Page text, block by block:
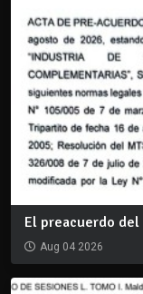
El preacuerdo del
Aug 04 2026